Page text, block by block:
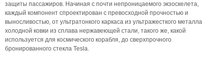
защиты пассажиров. Начиная с почти непроницаемого экзоскелета,
каждый компонент спроектирован с превосходной прочностью и
выносливостью, от ультратонкого каркаса из ультражесткого металла
холодной ковки из сплава нержавеющей стали, такого же, какой
используется для космического корабля, до сверхпрочного
бронированного стекла Tesla.